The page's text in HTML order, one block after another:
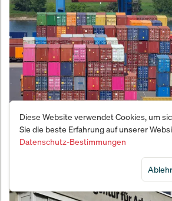
Beben am Abgrund: Der Iran-
Standort Deutschland den
Diese Website verwendet Cookies, um
Sie die beste Erfahrung auf unserer
Datenschutz-Bestimmungen